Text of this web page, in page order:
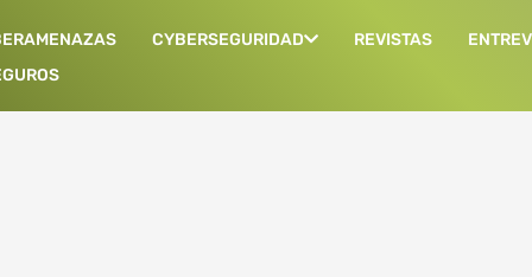
CYBERSEGURIDAD REVISTAS